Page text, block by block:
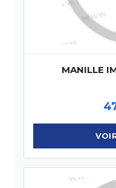
MANILLE